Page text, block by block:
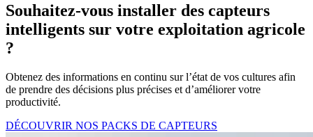
Souhaitez-vous installer des capteurs
intelligents sur votre exploitation agricole
?
Obtenez des informations en continu sur l’état de vos cultures afin
de prendre des décisions plus précises et d’améliorer votre
productivité.
DÉCOUVRIR NOS PACKS DE CAPTEURS